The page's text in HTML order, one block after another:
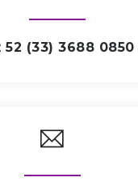
52 (33) 3688 0850